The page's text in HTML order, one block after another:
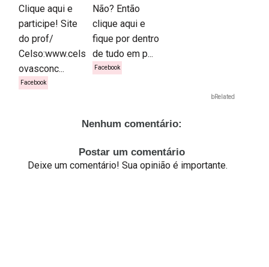
Clique aqui e
participe! Site
do prof/
Celso:www.cels
ovasconc...
Facebook
Não? Então
clique aqui e
fique por dentro
de tudo em p...
Facebook
bRelated
Nenhum comentário:
Postar um comentário
Deixe um comentário! Sua opinião é importante.